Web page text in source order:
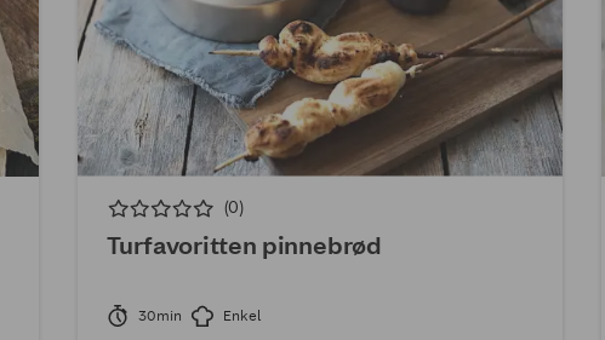
(0)
Turfavoritten pinnebrød
30min Enkel